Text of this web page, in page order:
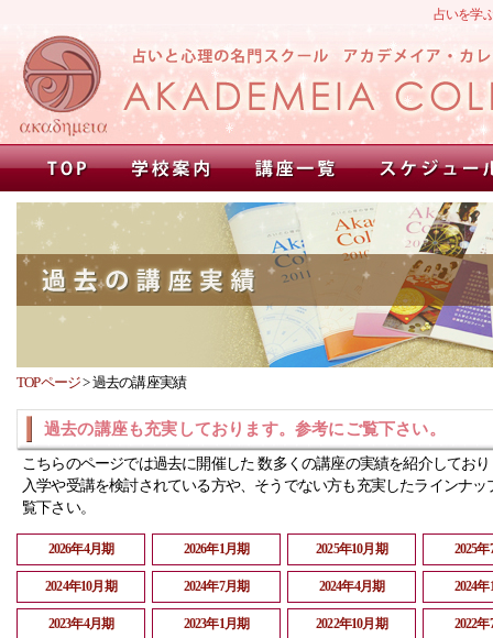
占いを学
TOPページ>過去の講座実績
過去の講座も充実しております。参考にご覧下さい。
こちらのページでは過去に開催した 数多くの講座の実績を紹介してお
入学や受講を検討されている方や、そうでない方も充実したラインナッ
覧下さい。
2026年4月期 2026年1月期 2025年10月期 2025
2024年10月期 2024年7月期 2024年4月期 2024
2023年4月期 2023年1月期 2022年10月期 2022